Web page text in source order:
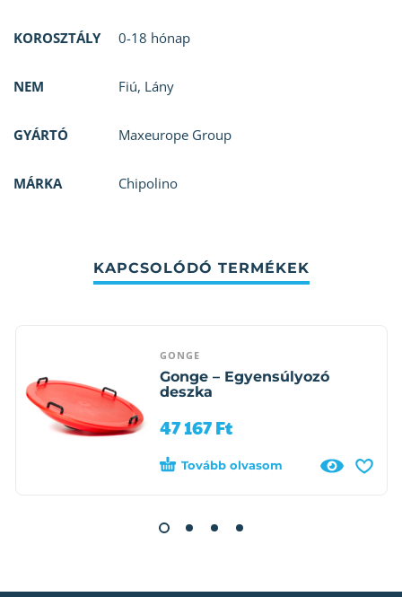
KOROSZTÁLY 0-18 hónap
NEM Fiú, Lány
GYÁRTÓ Maxeurope Group
MÁRKA Chipolino
KAPCSOLÓDÓ TERMÉKEK
GONGE
Gonge – Egyensúlyozó
deszka
47 167Ft
Tovább olvasom